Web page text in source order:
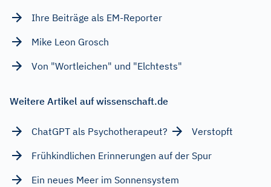
Ihre Beiträge als EM-Reporter
Mike Leon Grosch
Von "Wortleichen" und "Elchtests"
Weitere Artikel auf wissenschaft.de
ChatGPT als Psychotherapeut?
Verstopft
Frühkindlichen Erinnerungen auf der Spur
Ein neues Meer im Sonnensystem